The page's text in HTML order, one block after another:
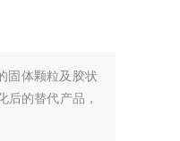
固体颗粒及胶状
后的替代产品，